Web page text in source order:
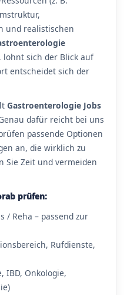
und realistischen
lohnt sich der Blick auf
entscheidet sich der
Gastroenterologie Jobs
dafür reicht bei uns
passende Optionen
an, die wirklich zu
Sie Zeit und vermeiden
prüfen:
/ Reha – passend zur
Rufdienste,
IBD, Onkologie,